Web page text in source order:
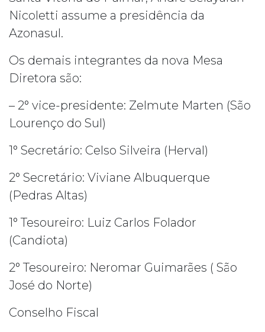
Nicoletti assume a presidência da
Azonasul.
Os demais integrantes da nova Mesa
Diretora são:
– 2° vice-presidente: Zelmute Marten (São
Lourenço do Sul)
1° Secretário: Celso Silveira (Herval)
2° Secretário: Viviane Albuquerque
(Pedras Altas)
1° Tesoureiro: Luiz Carlos Folador
(Candiota)
2° Tesoureiro: Neromar Guimarães ( São
José do Norte)
Conselho Fiscal